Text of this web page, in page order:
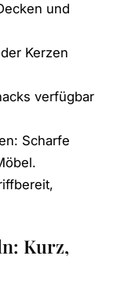
und
Kerzen
verfügbar
Scharfe
Kurz,